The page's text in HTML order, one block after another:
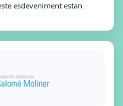
esdeveniment estan